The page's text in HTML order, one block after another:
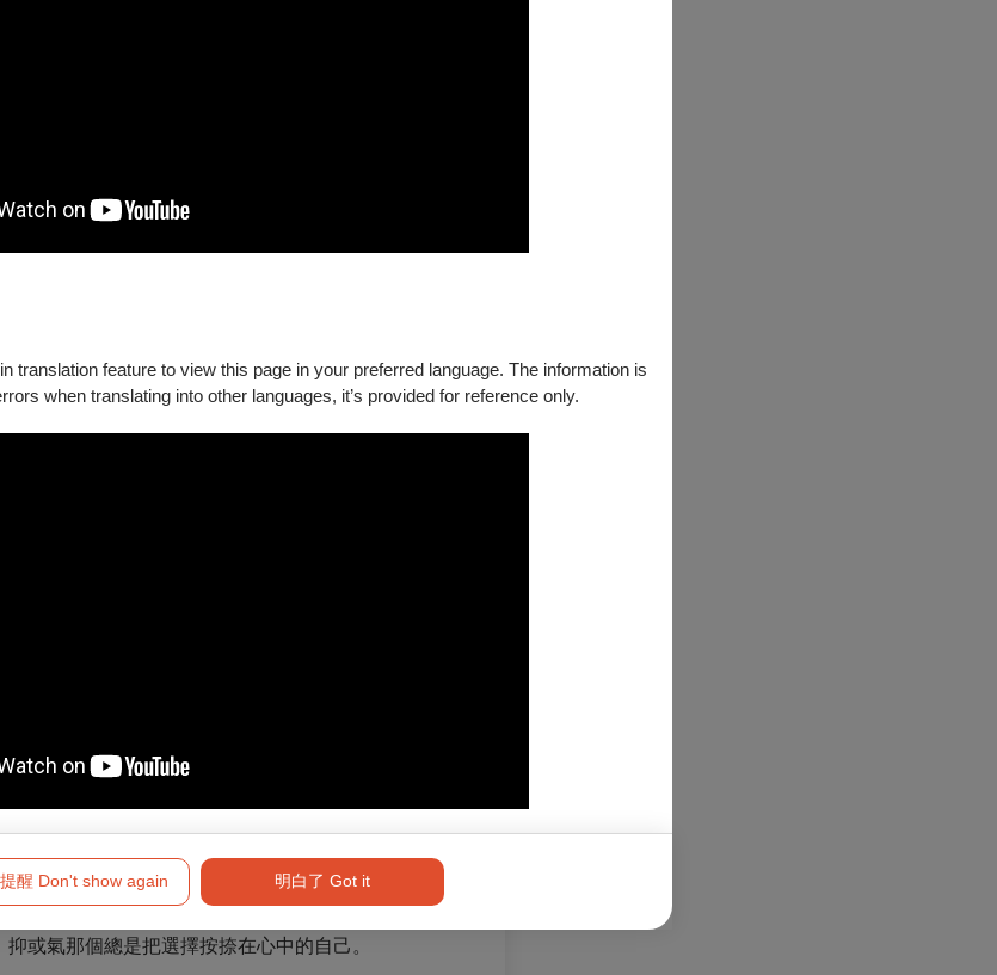
translation feature to view this page in your preferred language. The information is
when translating into other languages, it’s provided for reference only.
醒 Don't show again 明白了 Got it
。」宮能安說。以吃飯為例——「國高中的營養午
桶子中4個邊角的部分，因為那裡靠近鍋邊、濕氣
米大好。宮能安喜好分明，卻又不張揚，經常把那
拍完發現只剩炸排骨那種重口味的，輕食都被拿
或氣那個總是把選擇按捺在心中的自己。